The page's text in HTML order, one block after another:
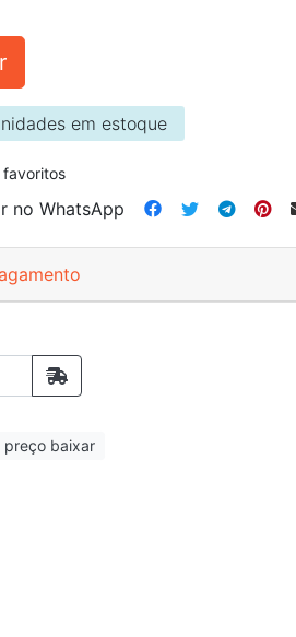
em estoque
favoritos
no WhatsApp
preço baixar